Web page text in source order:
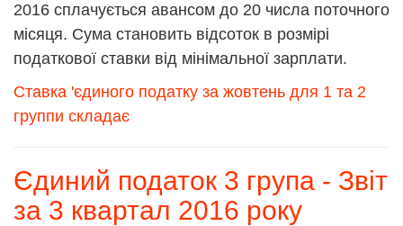
2016 сплачується авансом до 20 числа поточного
місяця. Сума становить відсоток в розмірі
податкової ставки від мінімальної зарплати.
Ставка 'єдиного податку за жовтень для 1 та 2
группи складає
Єдиний податок 3 група - Звіт
за 3 квартал 2016 року